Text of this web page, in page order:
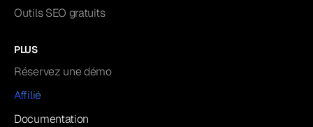
Outils SEO gratuits
PLUS
Réservez une démo
Affilié
Documentation